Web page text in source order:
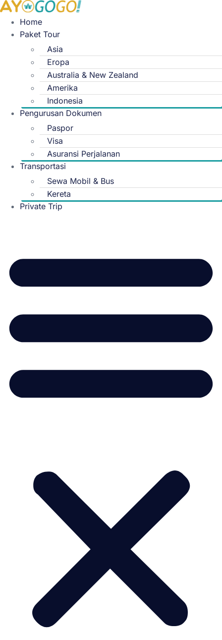
Skip
content
Home
Paket Tour
Asia
Eropa
Australia & New Zealand
Amerika
Indonesia
Pengurusan Dokumen
Paspor
Visa
Asuransi Perjalanan
Transportasi
Sewa Mobil & Bus
Kereta
Private Trip